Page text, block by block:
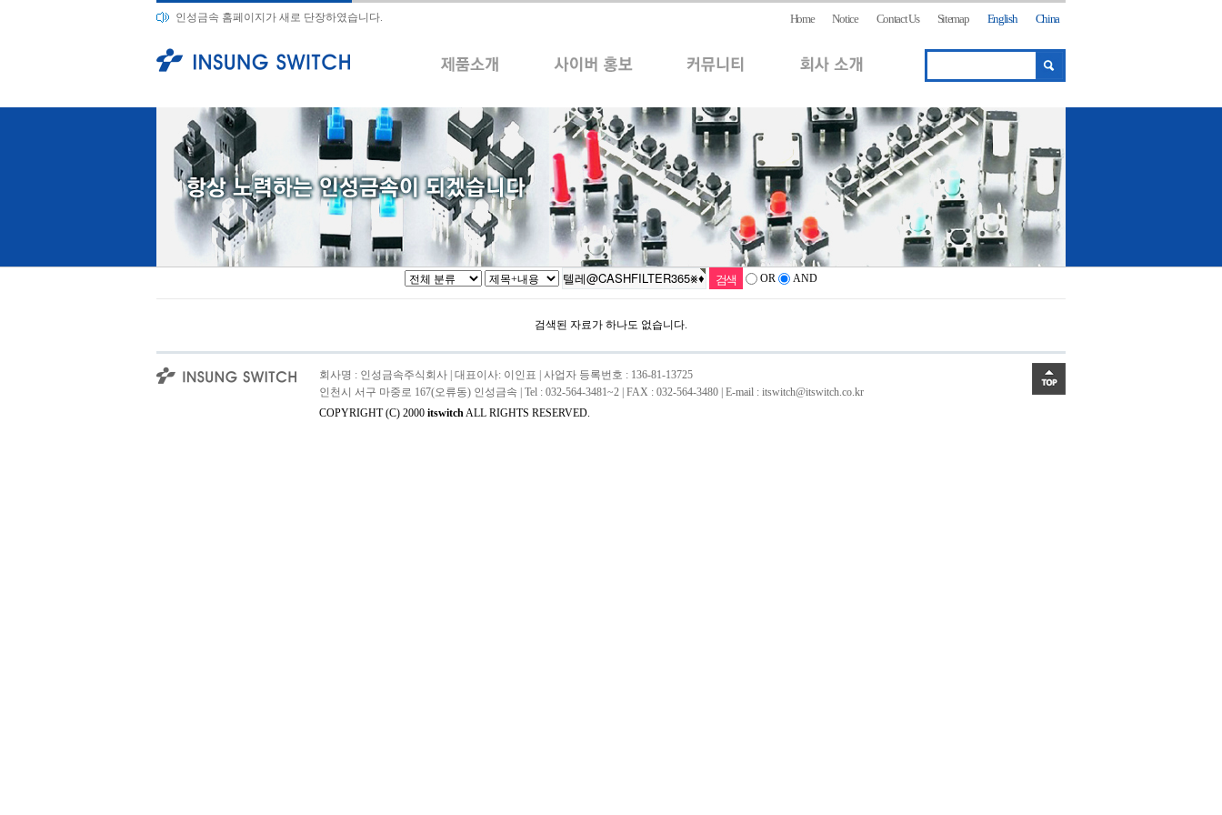
인성금속 홈페이지가 새로 단장하였습니다. Home Notice Contact Us Sitemap English China
OR AND
검색된 자료가 하나도 없습니다.
회사명 : 인성금속주식회사 | 대표이사: 이인표 | 사업자 등록번호 : 136-81-13725
인천시 서구 마중로 167(오류동) 인성금속 | Tel : 032-564-3481~2 | FAX : 032-564-3480 | E-mail : itswitch@itswitch.co.kr
COPYRIGHT (C) 2000 itswitchALL RIGHTS RESERVED.